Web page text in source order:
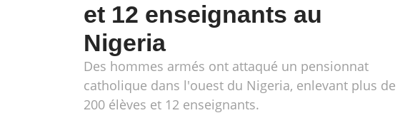
et 12 enseignants au
Nigeria
Des hommes armés ont attaqué un pensionnat
catholique dans l'ouest du Nigeria, enlevant plus de
200 élèves et 12 enseignants.